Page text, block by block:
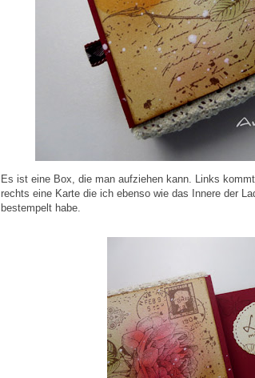
Es ist eine Box, die man aufziehen kann. Links
rechts eine Karte die ich ebenso wie das Innere der
bestempelt habe.